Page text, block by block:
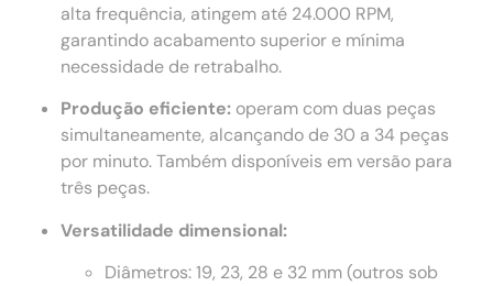
alta frequência, atingem até 24.000 RPM,
garantindo acabamento superior e mínima
necessidade de retrabalho.
Produção eficiente: operam com duas peças
simultaneamente, alcançando de 30 a 34 peças
por minuto. Também disponíveis em versão para
três peças.
Versatilidade dimensional:
Diâmetros: 19, 23, 28 e 32 mm (outros sob